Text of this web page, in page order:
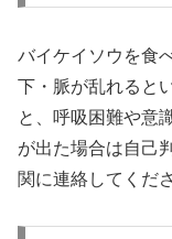
バイケイソウを食
下・脈が乱れると
と、呼吸困難や意
が出た場合は自己
関に連絡してくだ